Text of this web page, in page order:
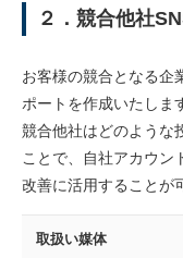
２．競合他社
お客様の競合となる企
ポートを作成いたしま
競合他社はどのような
ことで、自社アカウン
改善に活用することが
取扱い媒体